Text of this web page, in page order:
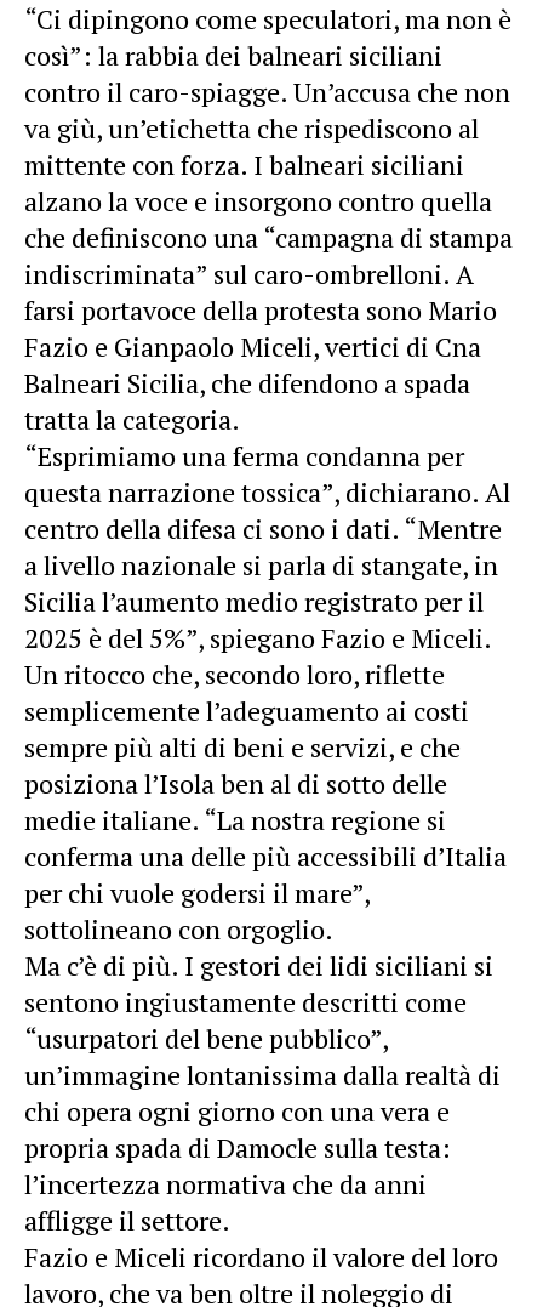
“Ci dipingono come speculatori, ma non è
così”: la rabbia dei balneari siciliani
contro il caro-spiagge. Un’accusa che non
va giù, un’etichetta che rispediscono al
mittente con forza. I balneari siciliani
alzano la voce e insorgono contro quella
che definiscono una “campagna di stampa
indiscriminata” sul caro-ombrelloni. A
farsi portavoce della protesta sono Mario
Fazio e Gianpaolo Miceli, vertici di Cna
Balneari Sicilia, che difendono a spada
tratta la categoria.
“Esprimiamo una ferma condanna per
questa narrazione tossica”, dichiarano. Al
centro della difesa ci sono i dati. “Mentre
a livello nazionale si parla di stangate, in
Sicilia l’aumento medio registrato per il
2025 è del 5%”, spiegano Fazio e Miceli.
Un ritocco che, secondo loro, riflette
semplicemente l’adeguamento ai costi
sempre più alti di beni e servizi, e che
posiziona l’Isola ben al di sotto delle
medie italiane. “La nostra regione si
conferma una delle più accessibili d’Italia
per chi vuole godersi il mare”,
sottolineano con orgoglio.
Ma c’è di più. I gestori dei lidi siciliani si
sentono ingiustamente descritti come
“usurpatori del bene pubblico”,
un’immagine lontanissima dalla realtà di
chi opera ogni giorno con una vera e
propria spada di Damocle sulla testa:
l’incertezza normativa che da anni
affligge il settore.
Fazio e Miceli ricordano il valore del loro
lavoro, che va ben oltre il noleggio di